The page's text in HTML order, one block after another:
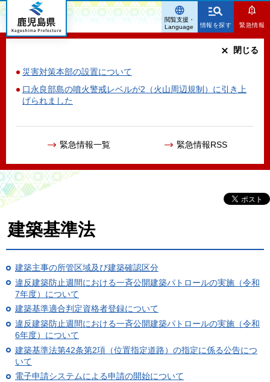
鹿児島県
情報を探す 緊急情報
災害対策本部の設置について
口永良部島の噴火警戒レベルが2（火山周辺規制）に引き上
げられました
緊急情報一覧 緊急情報RSS
閉じる
閲覧支援・
Language
建築基準法
建築主事の所管区域及び建築確認区分
違反建築防止週間における一斉公開建築パトロールの実施（令和
7年度）について
建築基準適合判定資格者登録について
違反建築防止週間における一斉公開建築パトロールの実施（令和
6年度）について
建築基準法第42条第2項（位置指定道路）の指定に係る公告につ
いて
電子申請システムによる申請の開始について